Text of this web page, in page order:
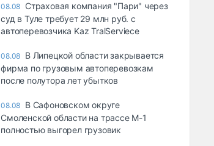
08.08 Страховая компания "Пари" через
суд в Туле требует 29 млн руб. с
автоперевозчика Kaz TralServiece
08.08 В Липецкой области закрывается
фирма по грузовым автоперевозкам
после полутора лет убытков
08.08 В Сафоновском округе
Смоленской области на трассе М-1
полностью выгорел грузовик